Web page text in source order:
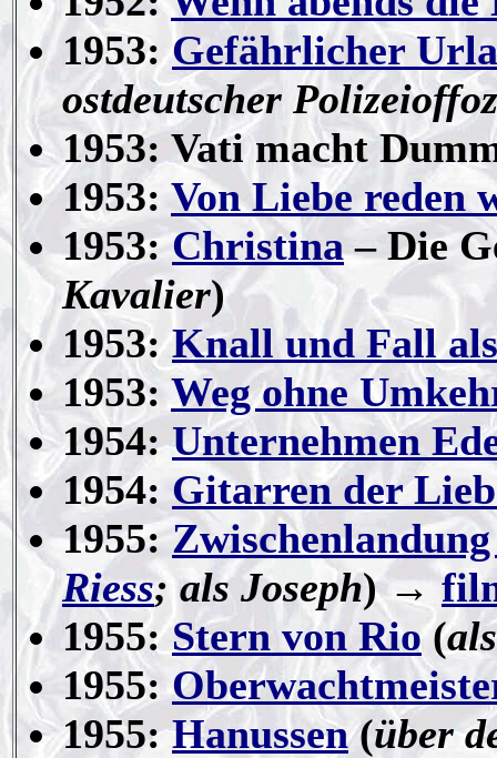
1953:Gefährlicher
ostdeutscher
1953: Vati macht
1953:Von Liebe reden
1953:Christina– Die
Kavalier)
1953:Knall und Fall
1953: Weg ohne
1954:Unternehmen
1954:Gitarren der
1955:
Riess; als Joseph) →
1955:Stern von Rio(
1955:
1955:Hanussen(über